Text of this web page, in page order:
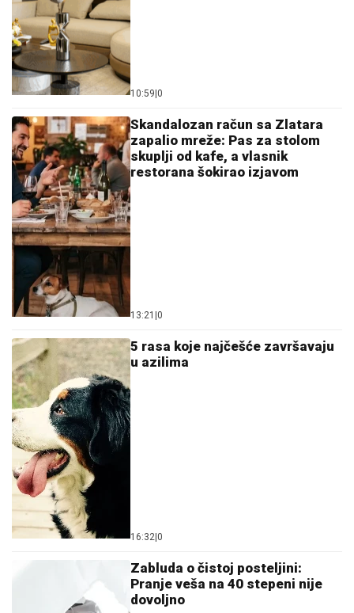
10:59 0
Skandalozan račun sa Zlatara
zapalio mreže: Pas za stolom
skuplji od kafe, a vlasnik
restorana šokirao izjavom
13:21 0
5 rasa koje najčešće završavaju
u azilima
16:32 0
Zabluda o čistoj posteljini:
Pranje veša na 40 stepeni nije
dovoljno